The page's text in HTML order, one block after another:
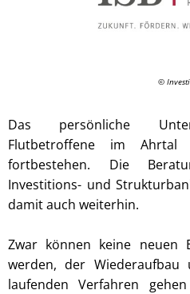
©
Das persönliche
Flutbetroffene im
fortbestehen. Die
Investitions- und
damit auch weiterhin.
Zwar können keine neuen
werden, der
laufenden Verfahren